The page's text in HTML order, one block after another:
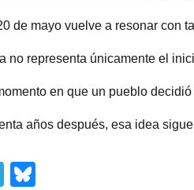
de mayo vuelve a resonar con
no representa únicamente el
en que un pueblo
años después, esa idea
Telegram